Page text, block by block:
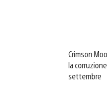
Crimson
la
settembre